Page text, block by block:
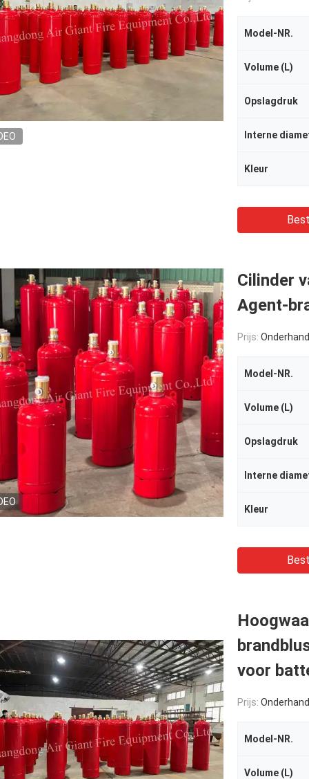
Model-NR.
Volume (L)
Opslagdruk
Interne
Kleur
Cilinder
Agent-
Prijs:
Model-NR.
Volume (L)
Opslagdruk
Interne
Kleur
voor
Prijs:
Model-NR.
Volume (L)